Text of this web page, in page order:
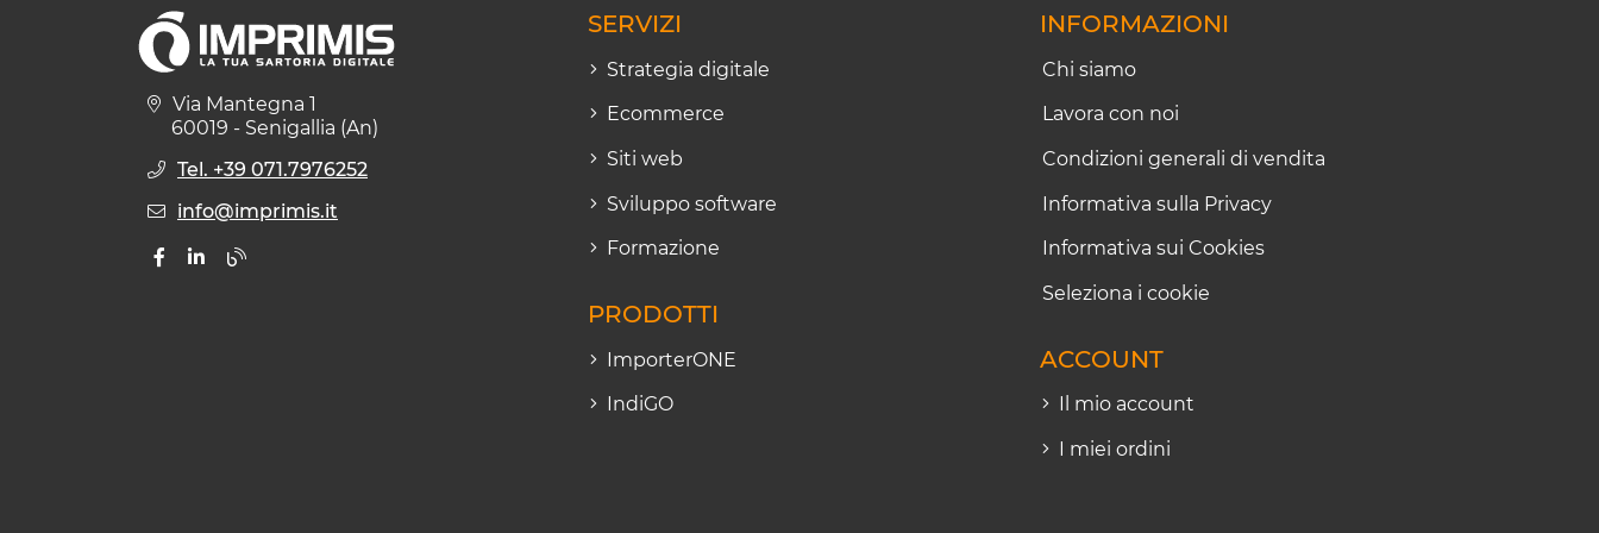
Via Mantegna 1
60019 - Senigallia (An)
Tel. +39 071.7976252
info@imprimis.it
SERVIZI
Strategia digitale
Ecommerce
Siti web
Sviluppo software
Formazione
PRODOTTI
ImporterONE
IndiGO
INFORMAZIONI
Chi siamo
Lavora con noi
Condizioni generali di vendita
Informativa sulla Privacy
Informativa sui Cookies
Seleziona i cookie
ACCOUNT
Il mio account
I miei ordini